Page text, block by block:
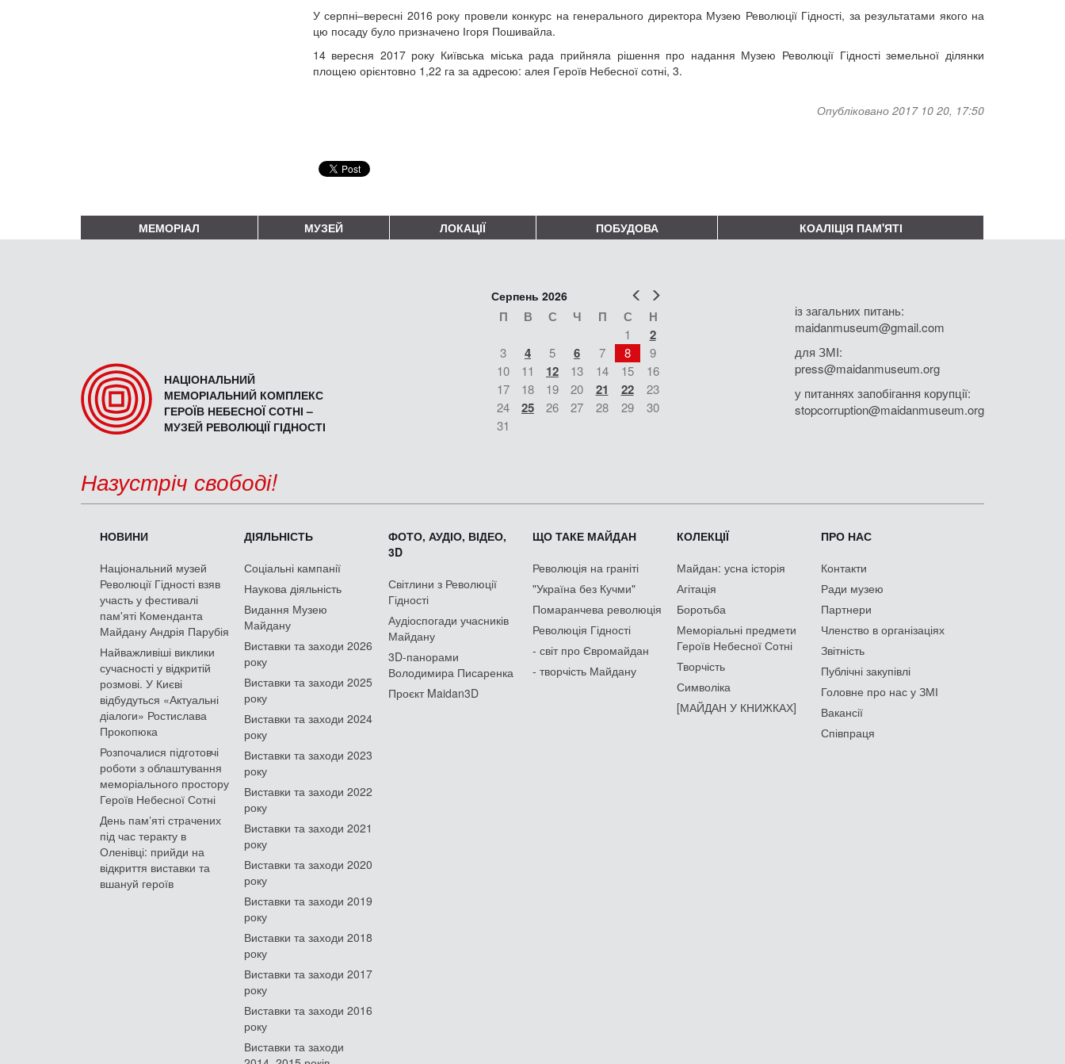
У серпні–вересні 2016 року провели конкурс на генерального директора Музею Революції Гідності, за результатами якого на
цю посаду було призначено Ігоря Пошивайла.
14 вересня 2017 року Київська міська рада прийняла рішення про надання Музею Революції Гідності земельної ділянки
площею орієнтовно 1,22 га за адресою: алея Героїв Небесної сотні, 3.
Опубліковано 2017 10 20, 17:50
МЕМОРІАЛ МУЗЕЙ ЛОКАЦІЇ ПОБУДОВА КОАЛІЦІЯ ПАМ'ЯТІ
НАЦІОНАЛЬНИЙ
МЕМОРІАЛЬНИЙ КОМПЛЕКС
ГЕРОЇВ НЕБЕСНОЇ СОТНІ –
МУЗЕЙ РЕВОЛЮЦІЇ ГІДНОСТІ
Попер
Серпень 2026
П В С Ч П С Н
1 2
3 4 5 6 7 8
9
10
11 12 13 14 15
16
17
18 19 20 21 22
23
24
25 26 27 28 29
30
31
із загальних питань:
maidanmuseum@gmail.com
для ЗМІ:
press@maidanmuseum.org
у питаннях запобігання корупції:
stopcorruption@maidanmuseum.org
Назустріч свободі!
НОВИНИ
Національний музей
Революції Гідності взяв
участь у фестивалі
пам'яті Коменданта
Майдану Андрія Парубія
Найважливіші виклики
сучасності у відкритій
розмові. У Києві
відбудуться «Актуальні
діалоги» Ростислава
Прокопюка
Розпочалися підготовчі
роботи з облаштування
меморіального простору
Героїв Небесної Сотні
День памʼяті страчених
під час теракту в
Оленівці: прийди на
відкриття виставки та
вшануй героїв
ДІЯЛЬНІСТЬ
Соціальні кампанії
Наукова діяльність
Видання Музею
Майдану
Виставки та заходи 2026
року
Виставки та заходи 2025
року
Виставки та заходи 2024
року
Виставки та заходи 2023
року
Виставки та заходи 2022
року
Виставки та заходи 2021
року
Виставки та заходи 2020
року
Виставки та заходи 2019
року
Виставки та заходи 2018
року
Виставки та заходи 2017
року
Виставки та заходи 2016
року
Виставки та заходи
ФОТО, АУДІО, ВІДЕО,
3D
Світлини з Революції
Гідності
Аудіоспогади учасників
Майдану
3D-панорами
Володимира Писаренка
Проєкт Maidan3D
ЩО ТАКЕ МАЙДАН
Революція на граніті
"Україна без Кучми"
Помаранчева революція
Революція Гідності
- світ про Євромайдан
- творчість Майдану
КОЛЕКЦІЇ
Майдан: усна історія
Агітація
Боротьба
Меморіальні предмети
Героїв Небесної Сотні
Творчість
Символіка
[МАЙДАН У КНИЖКАХ]
ПРО НАС
Контакти
Ради музею
Партнери
Членство в організаціях
Звітність
Публічні закупівлі
Головне про нас у ЗМІ
Вакансії
Співпраця